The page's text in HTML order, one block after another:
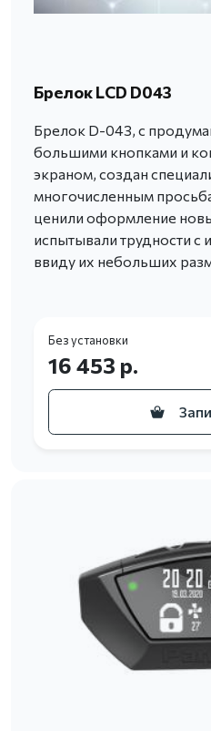
Брелок LCD D043
Брелок D-043, с
большими кнопками и
экраном, создан
многочисленным
ценили оформление
испытывали трудности с
ввиду их небольших
Без установки
16 453 р.